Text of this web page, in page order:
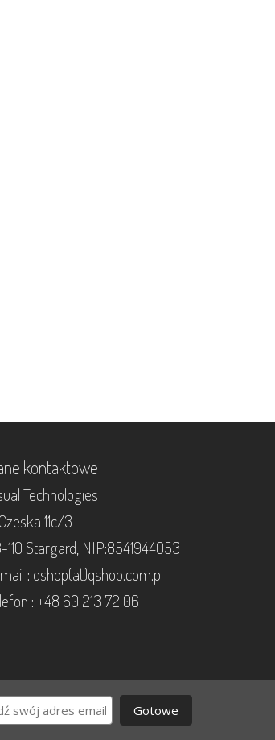
kontaktowe
Technologies
11c/3
110 Stargard, NIP:8541944053
: qshop(at)qshop.com.pl
: +48 60 213 72 06
Gotowe